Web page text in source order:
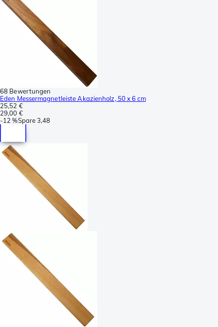
68 Bewertungen
Eden Messermagnetleiste Akazienholz, 50 x 6 cm
25,52 €
29,00 €
-12 %Spare3,48